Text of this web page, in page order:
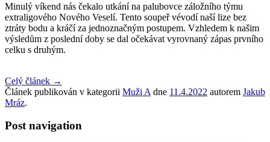
Minulý víkend nás čekalo utkání na palubovce záložního týmu
extraligového Nového Veselí. Tento soupeř vévodí naší lize bez
ztráty bodu a kráčí za jednoznačným postupem. Vzhledem k našim
výsledům z poslední doby se dal očekávat vyrovnaný zápas prvního
celku s druhým.
Celý článek →
Článek publikován v kategorii Muži A dne 11.4.2022 autorem Jakub
Mráz.
Post navigation